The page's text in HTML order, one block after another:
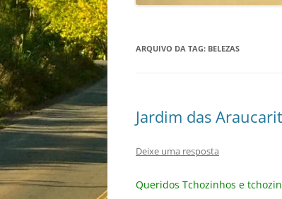
ARQUIVO DA TAG: BELEZAS
Jardim das
Deixe uma resposta
Queridos Tchozinhos e